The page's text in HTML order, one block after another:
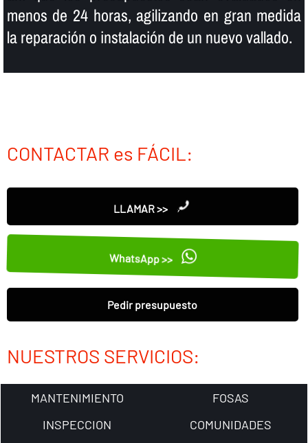
menos de 24 horas, agilizando en gran medida
la reparación o instalación de un nuevo vallado.
CONTACTAR es FÁCIL:
LLAMAR >>
WhatsApp >>
Pedir presupuesto
NUESTROS SERVICIOS:
MANTENIMIENTO
FOSAS
INSPECCION
COMUNIDADES